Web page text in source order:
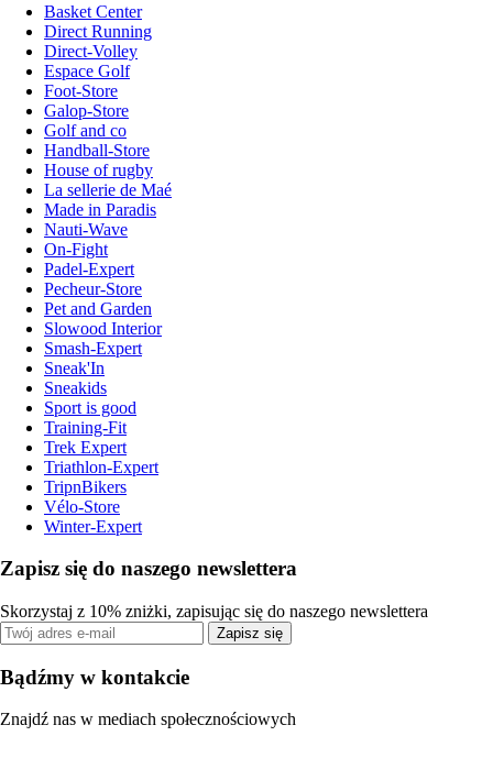
Basket Center
Direct Running
Direct-Volley
Espace Golf
Foot-Store
Galop-Store
Golf and co
Handball-Store
House of rugby
La sellerie de Maé
Made in Paradis
Nauti-Wave
On-Fight
Padel-Expert
Pecheur-Store
Pet and Garden
Slowood Interior
Smash-Expert
Sneak'In
Sneakids
Sport is good
Training-Fit
Trek Expert
Triathlon-Expert
TripnBikers
Vélo-Store
Winter-Expert
Zapisz się do naszego newslettera
Skorzystaj z 10% zniżki, zapisując się do naszego newslettera
Zapisz się
Bądźmy w kontakcie
Znajdź nas w mediach społecznościowych